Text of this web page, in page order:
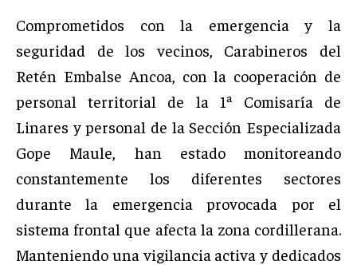
Comprometidos con la emergencia y la
seguridad de los vecinos, Carabineros del
Retén Embalse Ancoa, con la cooperación de
personal territorial de la 1ª Comisaría de
Linares y personal de la Sección Especializada
Gope Maule, han estado monitoreando
constantemente los diferentes sectores
durante la emergencia provocada por el
sistema frontal que afecta la zona cordillerana.
Manteniendo una vigilancia activa y dedicados